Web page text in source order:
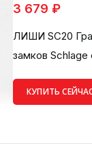
3 679 ₽
ЛИШИ SC20
замков
КУПИТЬ